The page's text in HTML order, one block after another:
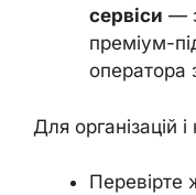
сервіси —
преміум-
оператора
Для організацій
Перевірте